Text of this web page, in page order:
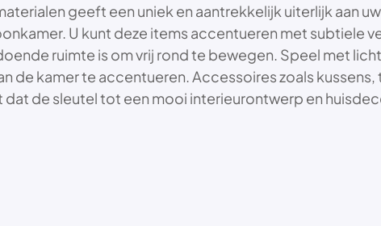
geeft een uniek en aantrekkelijk uiterlijk aan uw
U kunt deze items accentueren met subtiele
ruimte is om vrij rond te bewegen. Speel met
de kamer te accentueren. Accessoires zoals
de sleutel tot een mooi interieurontwerp en